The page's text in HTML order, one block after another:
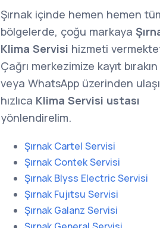
Şırnak içinde hemen hemen
bölgelerde, çoğu markaya
Klima Servisi hizmeti
Çağrı merkezimize kayıt bırakın
veya WhatsApp üzerinden
hızlıca Klima Servisi ustası
yönlendirelim.
Şırnak Cartel Servisi
Şırnak Contek Servisi
Şırnak Blyss Electric Servisi
Şırnak Fujıtsu Servisi
Şırnak Galanz Servisi